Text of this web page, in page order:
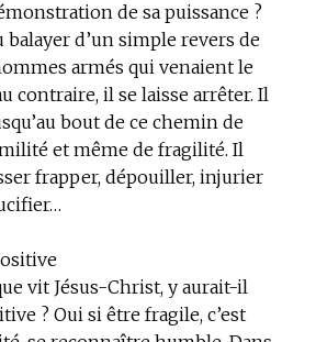
de sa puissance ?
balayer d’un simple revers de
armés qui venaient le
contraire, il se laisse arrêter. Il
bout de ce chemin de
et même de fragilité. Il
frapper, dépouiller, injurier
vit Jésus-Christ, y aurait-il
? Oui si être fragile, c’est